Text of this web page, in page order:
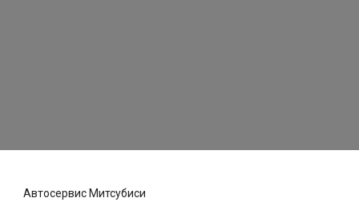
Автосервис Митсубиси